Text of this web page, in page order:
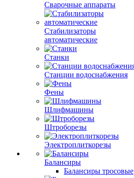
Сварочные аппараты
Стабилизаторы
автоматические
Станки
Станции водоснабжения
Фены
Шлифмашины
Штроборезы
Электроплиткорезы
Балансиры
Балансиры тросовые